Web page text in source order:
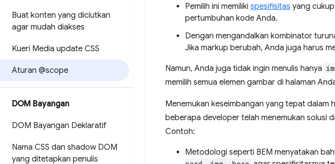
Buat konten yang diciutkan
agar mudah diakses
Kueri Media update CSS
Aturan @scope
DOM Bayangan
DOM Bayangan Deklaratif
Nama CSS dan shadow DOM
yang ditetapkan penulis
Pemilih ini memiliki spesifisitas yang
pertumbuhan kode Anda.
Dengan mengandalkan kombinator
Jika markup berubah, Anda juga harus
Namun, Anda juga tidak ingin menulis hanya
memilih semua elemen gambar di halaman
Menemukan keseimbangan yang tepat dalam
beberapa developer telah menemukan solusi
Contoh:
Metodologi seperti BEM menyatakan